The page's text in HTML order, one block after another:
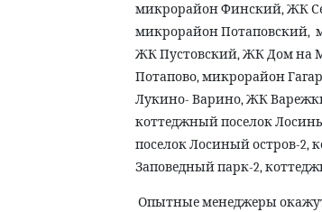
микрорайон Финский, ЖК
микрорайон Потаповский,
ЖК Пустовский, ЖК Дом на
Потапово, микрорайон
Лукино- Варино, ЖК
коттеджный поселок
поселок Лосиный остров-2,
Заповедный парк-2,
Опытные менеджеры